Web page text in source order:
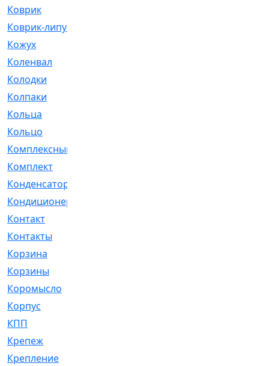
Коврик
Коврик-липучка
Кожух
Коленвал
Колодки
Колпаки
Кольца
Кольцо
Комплексный
Комплект
Конденсатор
Кондиционер
Контакт
Контакты
Корзина
Корзины
Коромысло
Корпус
КПП
Крепеж
Крепление